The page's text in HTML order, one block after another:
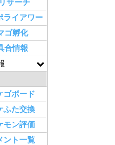
サーチ
ライアワー
ゴ孵化
合情報
ゴボード
ふた交換
モン評価
ント一覧